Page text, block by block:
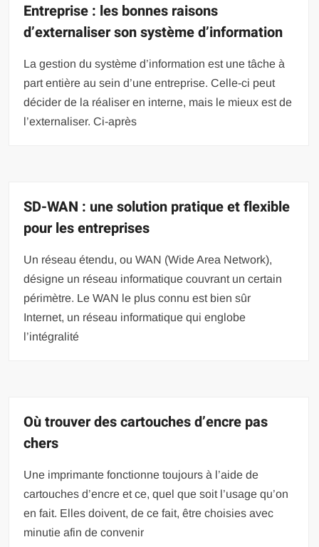
Entreprise : les bonnes raisons
d’externaliser son système d’information
La gestion du système d’information est une tâche à
part entière au sein d’une entreprise. Celle-ci peut
décider de la réaliser en interne, mais le mieux est de
l’externaliser. Ci-après
SD-WAN : une solution pratique et flexible
pour les entreprises
Un réseau étendu, ou WAN (Wide Area Network),
désigne un réseau informatique couvrant un certain
périmètre. Le WAN le plus connu est bien sûr
Internet, un réseau informatique qui englobe
l’intégralité
Où trouver des cartouches d’encre pas
chers
Une imprimante fonctionne toujours à l’aide de
cartouches d’encre et ce, quel que soit l’usage qu’on
en fait. Elles doivent, de ce fait, être choisies avec
minutie afin de convenir